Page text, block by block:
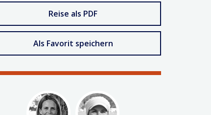
Reise als PDF
Als Favorit speichern